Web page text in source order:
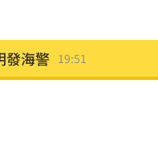
發海警 19:51
災款